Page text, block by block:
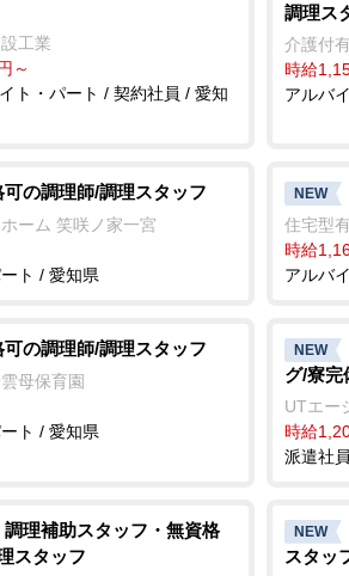
工業
～
ト・パート / 契約社員 / 愛知
調理ス
介護付
時給
アルバ
可の調理師/調理スタッフ
ーム 笑咲ノ家一宮
ト / 愛知県
NEW
住宅型
時給
アルバ
可の調理師/調理スタッフ
母保育園
ト / 愛知県
NEW
グ/寮完
UTエー
時給
派遣社
調理補助スタッフ・無資格
スタッフ
NEW
スタッ